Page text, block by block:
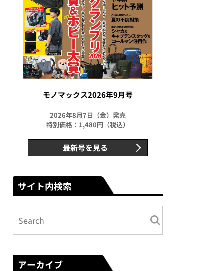
モノマックス2026年9月号
2026年8月7日（金）発売
特別価格：1,480円（税込）
最新号を見る
サイト内検索
アーカイブ